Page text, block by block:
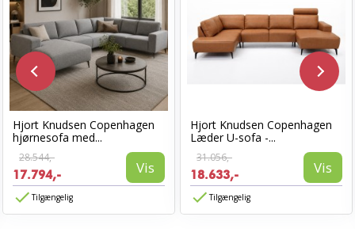
Hjort Knudsen Copenhagen
hjørnesofa med...
28.544,-
17.794,- Vis
Tilgængelig
Hjort Knudsen Copenhagen
Læder U-sofa -...
31.056,-
18.633,- Vis
Tilgængelig